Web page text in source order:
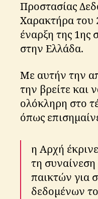
Προστασίας
Χαρακτήρα του
έναρξη της 1ης
στην Ελλάδα.
Με αυτήν την
την βρείτε και
ολόκληρη στο
όπως
η Αρχή
τη
παικτών για
δεδομένων